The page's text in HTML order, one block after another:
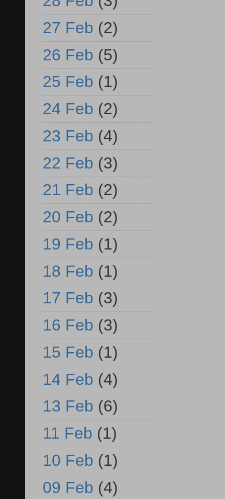
27 Feb (2)
26 Feb (5)
25 Feb (1)
24 Feb (2)
23 Feb (4)
22 Feb (3)
21 Feb (2)
20 Feb (2)
19 Feb (1)
18 Feb (1)
17 Feb (3)
16 Feb (3)
15 Feb (1)
14 Feb (4)
13 Feb (6)
11 Feb (1)
10 Feb (1)
09 Feb (4)